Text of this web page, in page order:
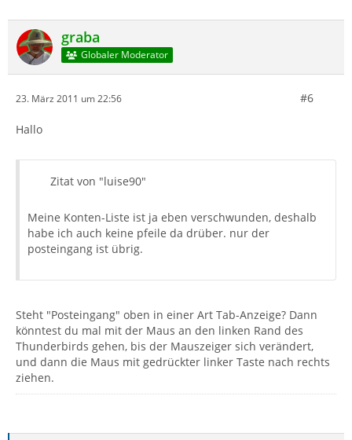
graba
Globaler Moderator
23. März 2011 um 22:56 #6
Hallo
Zitat von "luise90"
Meine Konten-Liste ist ja eben verschwunden, deshalb
habe ich auch keine pfeile da drüber. nur der
posteingang ist übrig.
Steht "Posteingang" oben in einer Art Tab-Anzeige? Dann
könntest du mal mit der Maus an den linken Rand des
Thunderbirds gehen, bis der Mauszeiger sich verändert,
und dann die Maus mit gedrückter linker Taste nach rechts
ziehen.